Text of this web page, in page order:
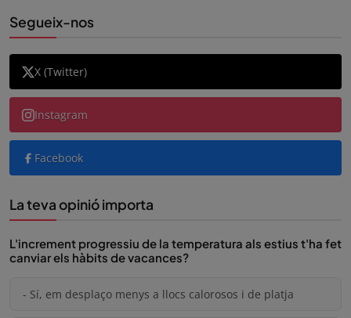
Segueix-nos
X (Twitter)
Instagram
Facebook
La teva opinió importa
L'increment progressiu de la temperatura als estius t'ha fet
canviar els hàbits de vacances?
- Sí, em desplaço menys a llocs calorosos i de platja